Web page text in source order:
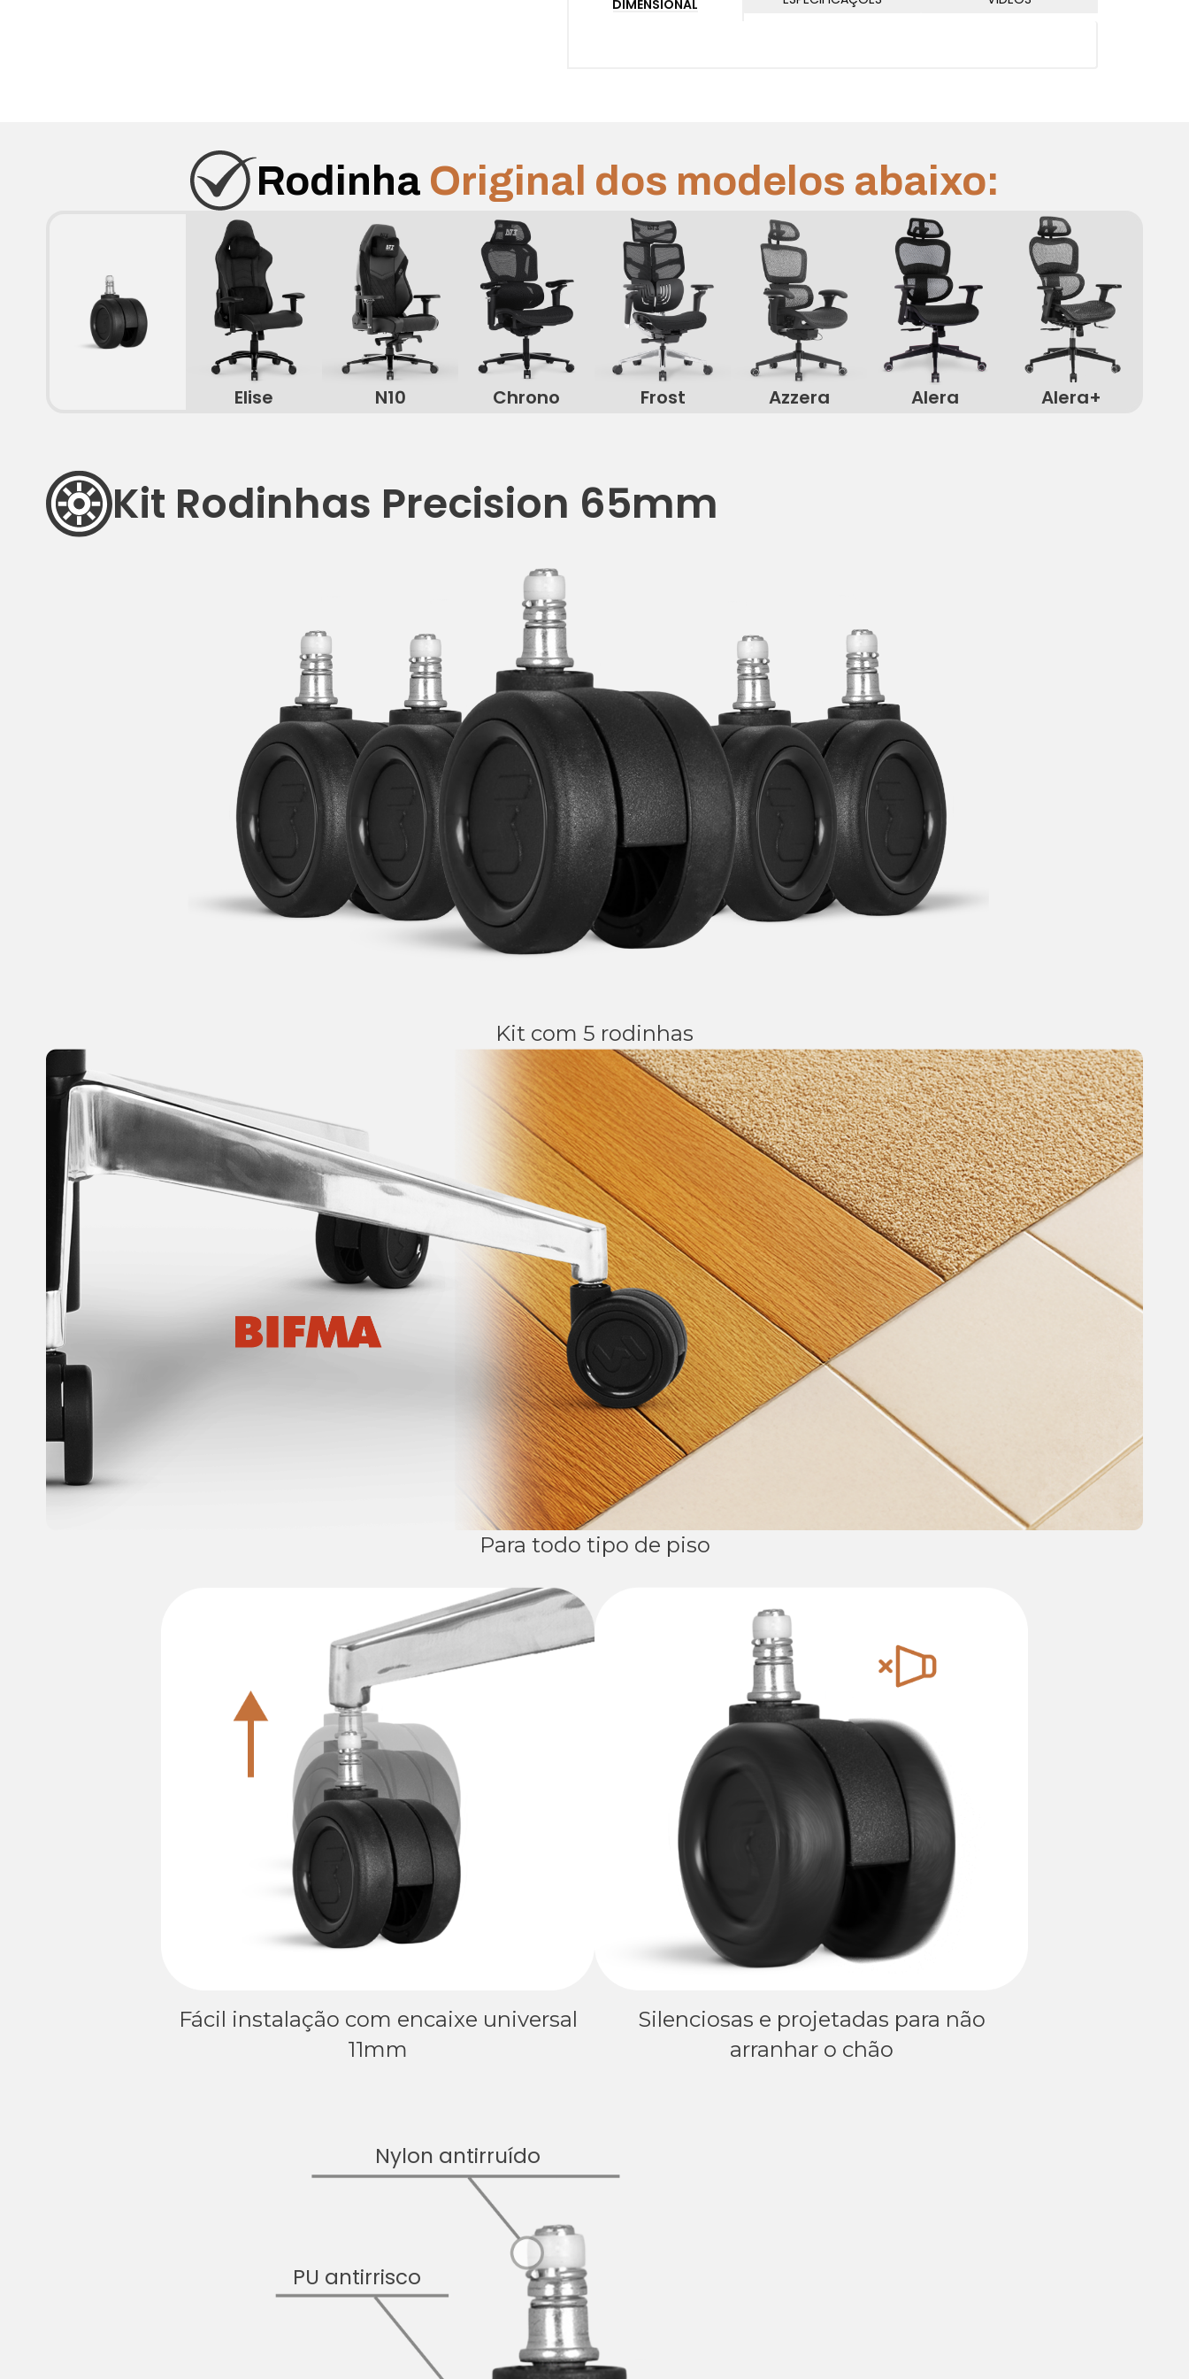
GarantiaDIMENSIONAL
Rodinha Original dos modelos abaixo:
Elise N10 Chrono Frost Azzera Alera Alera+
Kit Rodinhas Precision 65mm
Kit com 5 rodinhas
Para todo tipo de piso
Fácil instalação com encaixe universal
11mm
Silenciosas e projetadas para não
arranhar o chão
Nylon antirruído
PU antirrisco